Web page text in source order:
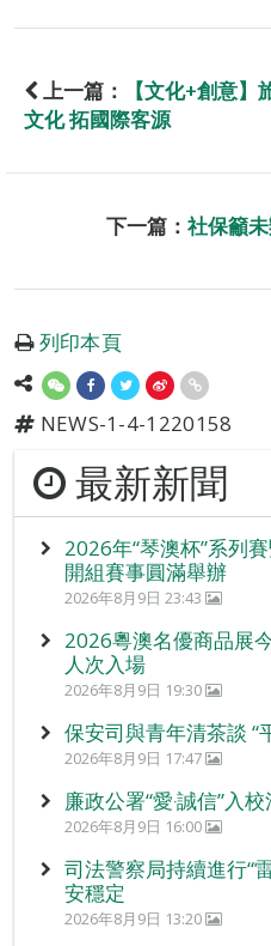
上一篇：
【文化+創意
文化 拓國際客源
下一篇： 社保籲
列印本頁
NEWS-1-4-1220158
最新新聞
2026年“琴澳杯”系列
開組賽事圓滿舉辦
2026年8月9日 23:43
2026粵澳名優商品展
人次入場
2026年8月9日 19:30
保安司與青年清茶談 “
2026年8月9日 17:47
廉政公署“愛‧誠信”入
2026年8月9日 16:00
司法警察局持續進行“
安穩定
2026年8月9日 13:20